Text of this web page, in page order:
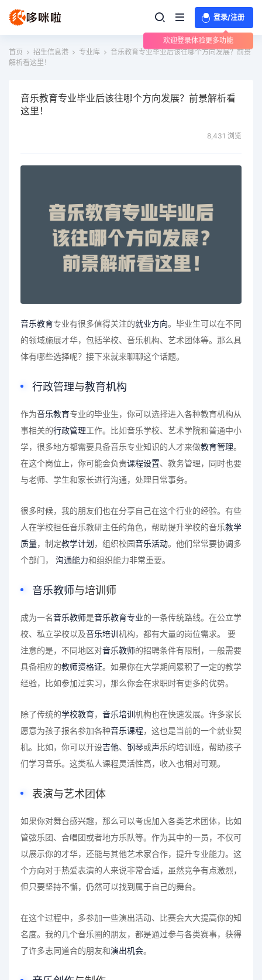
登录/注册
欢迎登录体验更多功能
首页
招生信息港 专业库
音乐教育专业毕业后该往哪个方向发展？前景
解析看这里！
音乐教育专业毕业后该往哪个方向发展？前景解析看
这里！
8,431 浏览
音乐教育专业有很多值得关注的就业方向。毕业生可以在不同
的领域施展才华，包括学校、音乐机构、艺术团体等。那么具
体有哪些选择呢？接下来就来聊聊这个话题。
行政管理与教育机构
作为音乐教育专业的毕业生，你可以选择进入各种教育机构从
事相关的行政管理工作。比如音乐学校、艺术学院和普通中小
学，很多地方都需要具备音乐专业知识的人才来做教育管理。
在这个岗位上，你可能会负责课程设置、教务管理，同时也要
与老师、学生和家长进行沟通，处理日常事务。
很多时候，我的朋友们也在分享自己在这个行业的经验。有些
人在学校担任音乐教研主任的角色，帮助提升学校的音乐教学
质量，制定教学计划，组织校园音乐活动。他们常常要协调多
个部门， 沟通能力和组织能力非常重要。
音乐教师与培训师
成为一名音乐教师是音乐教育专业的一条传统路线。在公立学
校、私立学校以及音乐培训机构，都有大量的岗位需求。 要
注意的是，不同地区对音乐教师的招聘条件有限制，一般需要
具备相应的教师资格证。如果你在大学期间累积了一定的教学
经验，比如参加过实习，那么你会在求职时有更多的优势。
除了传统的学校教育， 音乐培训机构也在快速发展。许多家长
愿意为孩子报名参加各种音乐课程，这也是当前的一个就业契
机。比如，你可以开设吉他、 钢琴或声乐的培训班，帮助孩子
们学习音乐。这类私人课程灵活性高，收入也相对可观。
表演与艺术团体
如果你对舞台感兴趣，那么可以考虑加入各类艺术团体，比如
管弦乐团、合唱团或者地方乐队等。作为其中的一员，不仅可
以展示你的才华，还能与其他艺术家合作，提升专业能力。这
个方向对于热爱表演的人来说非常合适，虽然竞争有点激烈，
但只要坚持不懈，仍然可以找到属于自己的舞台。
在这个过程中，多参加一些演出活动、比赛会大大提高你的知
名度。我的几个音乐圈的朋友，都是通过参与各类赛事，获得
了许多志同道合的朋友和演出机会。